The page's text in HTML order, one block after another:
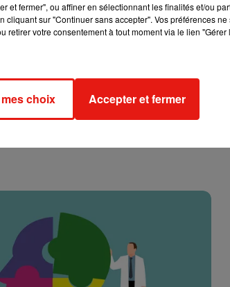
et fermer", ou affiner en sélectionnant les finalités et/ou
cliquant sur "Continuer sans accepter". Vos préférences
retirer votre consentement à tout moment via le lien
choix Accepter et fermer